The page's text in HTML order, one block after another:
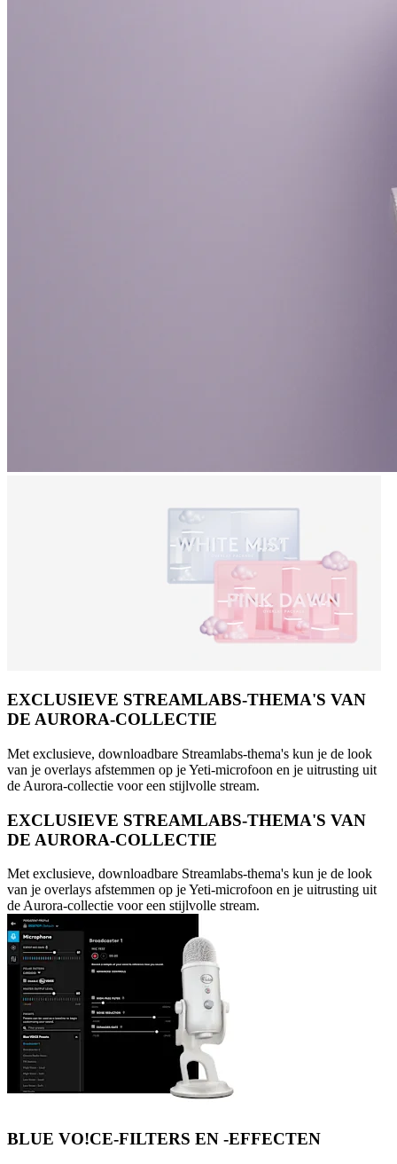
EXCLUSIEVE STREAMLABS-THEMA'S VAN
DE AURORA-COLLECTIE
Met exclusieve, downloadbare Streamlabs-thema's kun je de look
van je overlays afstemmen op je Yeti-microfoon en je uitrusting uit
de Aurora-collectie voor een stijlvolle stream.
EXCLUSIEVE STREAMLABS-THEMA'S VAN
DE AURORA-COLLECTIE
Met exclusieve, downloadbare Streamlabs-thema's kun je de look
van je overlays afstemmen op je Yeti-microfoon en je uitrusting uit
de Aurora-collectie voor een stijlvolle stream.
BLUE VO!CE-FILTERS EN -EFFECTEN